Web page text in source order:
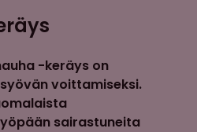
-keräys on
voittamiseksi.
sairastuneita